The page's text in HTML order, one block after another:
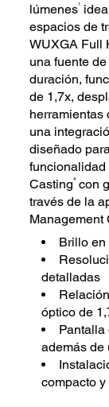
lúmenes1
espacios de
WUXGA Full
una fuente
duración,
de 1,7x,
herramientas
una
diseñado
Casting4 con
través de la
Management
Brillo
detalladas
óptico de
Pantalla
además de
compacto